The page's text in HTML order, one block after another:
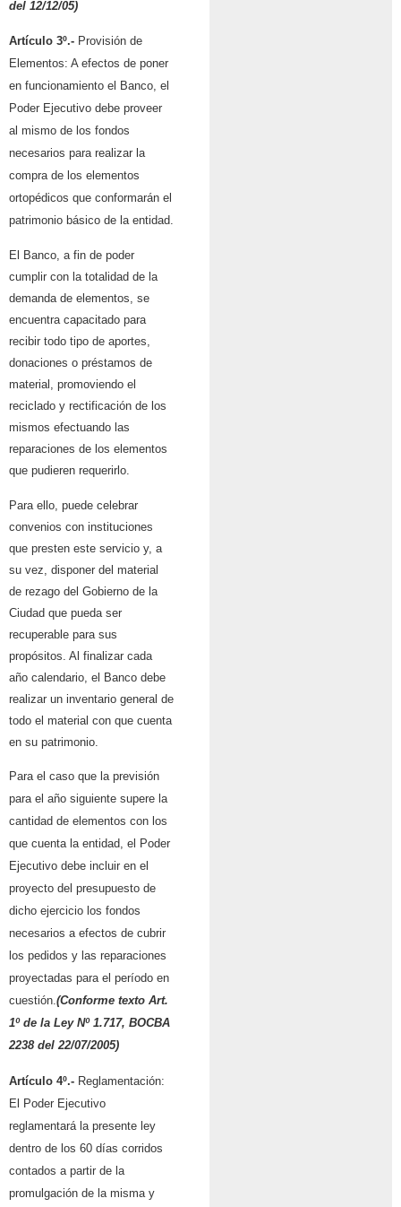
del 12/12/05)
Artículo 3º.- Provisión de
Elementos: A efectos de poner
en funcionamiento el Banco, el
Poder Ejecutivo debe proveer
al mismo de los fondos
necesarios para realizar la
compra de los elementos
ortopédicos que conformarán el
patrimonio básico de la entidad.
El Banco, a fin de poder
cumplir con la totalidad de la
demanda de elementos, se
encuentra capacitado para
recibir todo tipo de aportes,
donaciones o préstamos de
material, promoviendo el
reciclado y rectificación de los
mismos efectuando las
reparaciones de los elementos
que pudieren requerirlo.
Para ello, puede celebrar
convenios con instituciones
que presten este servicio y, a
su vez, disponer del material
de rezago del Gobierno de la
Ciudad que pueda ser
recuperable para sus
propósitos. Al finalizar cada
año calendario, el Banco debe
realizar un inventario general de
todo el material con que cuenta
en su patrimonio.
Para el caso que la previsión
para el año siguiente supere la
cantidad de elementos con los
que cuenta la entidad, el Poder
Ejecutivo debe incluir en el
proyecto del presupuesto de
dicho ejercicio los fondos
necesarios a efectos de cubrir
los pedidos y las reparaciones
proyectadas para el período en
cuestión.(Conforme texto Art.
1º de la Ley Nº 1.717, BOCBA
2238 del 22/07/2005)
Artículo 4º.- Reglamentación:
El Poder Ejecutivo
reglamentará la presente ley
dentro de los 60 días corridos
contados a partir de la
promulgación de la misma y